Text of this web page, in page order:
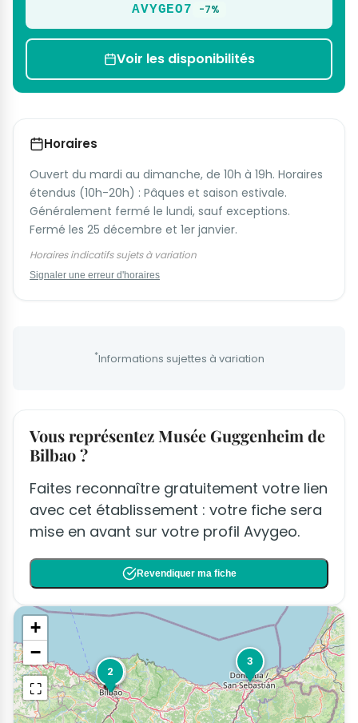
AVYGEO7 -7%
Voir les disponibilités
Horaires
Ouvert du mardi au dimanche, de 10h à 19h. Horaires
étendus (10h-20h) : Pâques et saison estivale.
Généralement fermé le lundi, sauf exceptions.
Fermé les 25 décembre et 1er janvier.
Horaires indicatifs sujets à variation
Signaler une erreur d'horaires
*Informations sujettes à variation
Vous représentez Musée Guggenheim de
Bilbao ?
Faites reconnaître gratuitement votre lien
avec cet établissement : votre fiche sera
mise en avant sur votre profil Avygeo.
Revendiquer ma fiche
1
2
3
+
−
⛶